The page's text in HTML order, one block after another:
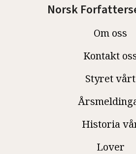
Norsk
Om oss
Kontakt
Styret vårt
Historia
Lover